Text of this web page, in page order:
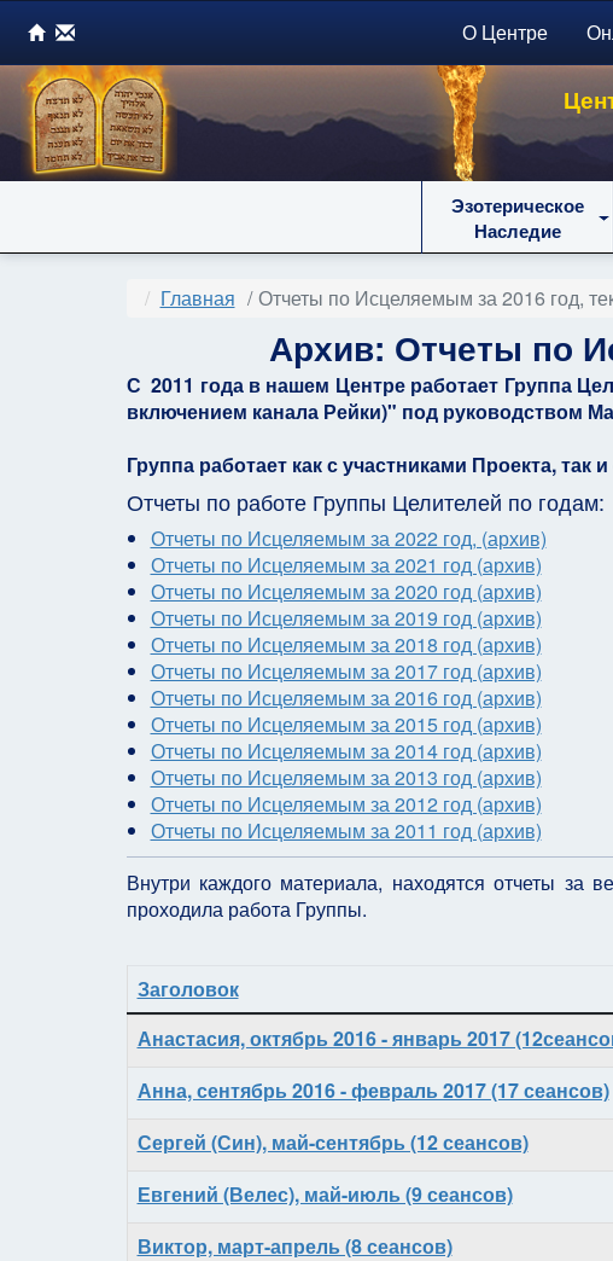
О Центре
Эзотерическое
Наследие
Главная Отчеты по Исцеляемым за 2016 год,
Архив: Отчеты по
С 2011 года в нашем Центре работает Группа
включением канала Рейки)" под руководством
Группа работает как с участниками Проекта,
Отчеты по работе Группы Целителей по годам:
Отчеты по Исцеляемым за 2022 год, (архив)
Отчеты по Исцеляемым за 2021 год (архив)
Отчеты по Исцеляемым за 2020 год (архив)
Отчеты по Исцеляемым за 2019 год (архив)
Отчеты по Исцеляемым за 2018 год (архив)
Отчеты по Исцеляемым за 2017 год (архив)
Отчеты по Исцеляемым за 2016 год (архив)
Отчеты по Исцеляемым за 2015 год (архив)
Отчеты по Исцеляемым за 2014 год (архив)
Отчеты по Исцеляемым за 2013 год (архив)
Отчеты по Исцеляемым за 2012 год (архив)
Отчеты по Исцеляемым за 2011 год (архив)
Внутри каждого материала, находятся отчеты
проходила работа Группы.
Материалы
Заголовок
Анастасия, октябрь 2016 - январь 2017
Анна, сентябрь 2016 - февраль 2017 (17 сеансов)
Сергей (Син), май-сентябрь (12 сеансов)
Евгений (Велес), май-июль (9 сеансов)
Виктор, март-апрель (8 сеансов)